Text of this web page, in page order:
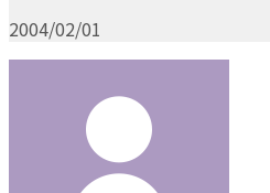
2004/02/01